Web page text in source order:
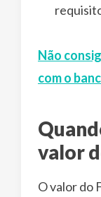
Não
com o
valor
O valor do